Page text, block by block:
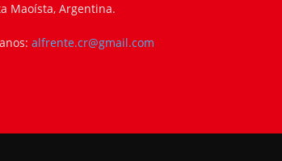
Maoísta, Argentina.
alfrente.cr@gmail.com